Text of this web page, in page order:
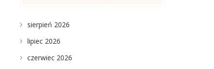
sierpień 2026
lipiec 2026
czerwiec 2026